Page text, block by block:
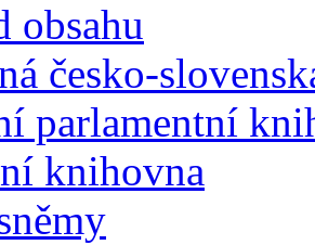
obsahu
česko-
parlamentní
knihovna